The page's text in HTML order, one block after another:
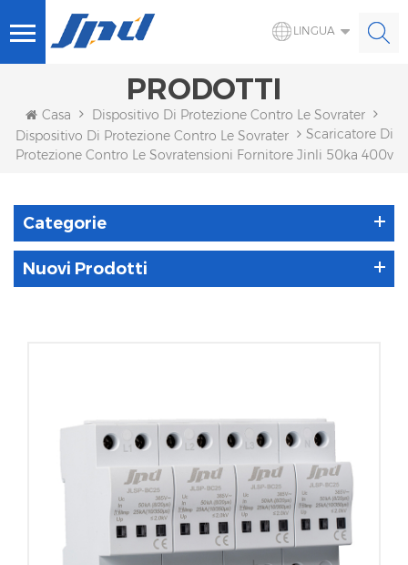
LINGUA
PRODOTTI
Casa
Dispositivo Di Protezione Contro Le Sovratensioni
Dispositivo Di Protezione Contro Le Sovratensioni CAScaricatore Di
Protezione Contro Le Sovratensioni Fornitore Jinli 50ka 400v
Categorie
Nuovi Prodotti